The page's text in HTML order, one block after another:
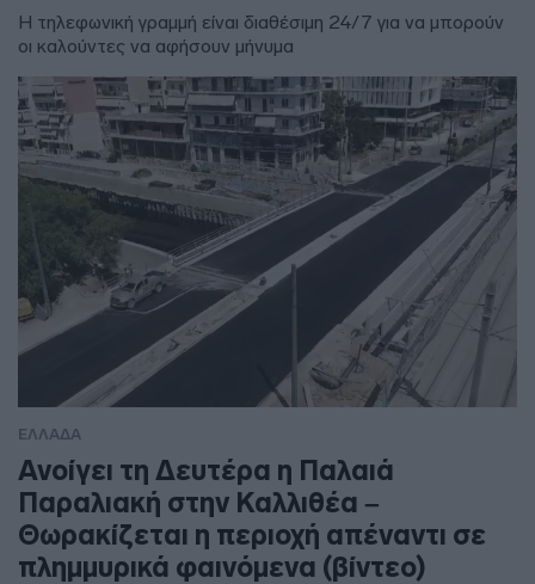
Η τηλεφωνική γραμμή είναι διαθέσιμη 24/7 για να μπορούν
οι καλούντες να αφήσουν μήνυμα
ΕΛΛΑΔΑ
Ανοίγει τη Δευτέρα η Παλαιά
Παραλιακή στην Καλλιθέα –
Θωρακίζεται η περιοχή απέναντι σε
πλημμυρικά φαινόμενα (βίντεο)